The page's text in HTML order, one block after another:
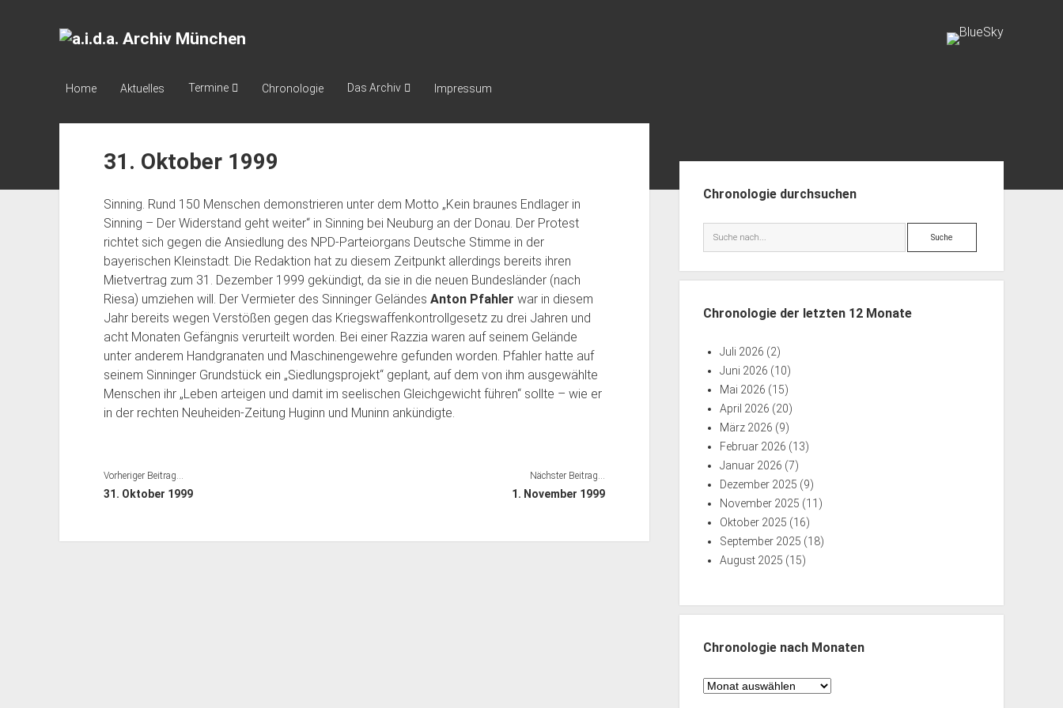
a.i.d.a.
München
info@aida-archiv.de
Home Aktuelles Termine Chronologie Das Archiv Impressum
31. Oktober 1999
Sinning. Rund 150 Menschen demonstrieren unter dem Motto „Kein braunes Endlager in
Sinning – Der Widerstand geht weiter“ in Sinning bei Neuburg an der Donau. Der Protest
richtet sich gegen die Ansiedlung des NPD-Parteiorgans Deutsche Stimme in der
bayerischen Kleinstadt. Die Redaktion hat zu diesem Zeitpunkt allerdings bereits ihren
Mietvertrag zum 31. Dezember 1999 gekündigt, da sie in die neuen Bundesländer (nach
Riesa) umziehen will. Der Vermieter des Sinninger Geländes Anton Pfahler war in diesem
Jahr bereits wegen Verstößen gegen das Kriegswaffenkontrollgesetz zu drei Jahren und
acht Monaten Gefängnis verurteilt worden. Bei einer Razzia waren auf seinem Gelände
unter anderem Handgranaten und Maschinengewehre gefunden worden. Pfahler hatte auf
seinem Sinninger Grundstück ein „Siedlungsprojekt“ geplant, auf dem von ihm ausgewählte
Menschen ihr „Leben arteigen und damit im seelischen Gleichgewicht führen“ sollte – wie er
in der rechten Neuheiden-Zeitung Huginn und Muninn ankündigte.
Vorheriger Beitrag...
31. Oktober 1999
Nächster Beitrag...
1. November 1999
Chronologie durchsuchen
Suche
Chronologie der letzten 12 Monate
Juli 2026 (2)
Juni 2026 (10)
Mai 2026 (15)
April 2026 (20)
März 2026 (9)
Februar 2026 (13)
Januar 2026 (7)
Dezember 2025 (9)
November 2025 (11)
Oktober 2025 (16)
September 2025 (18)
August 2025 (15)
Chronologie nach Monaten
Chronologie